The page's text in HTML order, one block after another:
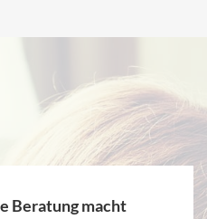
Beratung macht